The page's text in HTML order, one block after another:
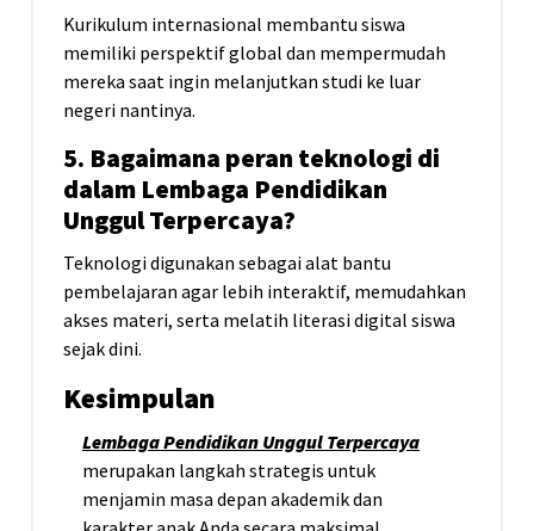
Kurikulum internasional membantu siswa
memiliki perspektif global dan mempermudah
mereka saat ingin melanjutkan studi ke luar
negeri nantinya.
5. Bagaimana peran teknologi di
dalam Lembaga Pendidikan
Unggul Terpercaya?
Teknologi digunakan sebagai alat bantu
pembelajaran agar lebih interaktif, memudahkan
akses materi, serta melatih literasi digital siswa
sejak dini.
Kesimpulan
Lembaga Pendidikan Unggul Terpercaya
merupakan langkah strategis untuk
menjamin masa depan akademik dan